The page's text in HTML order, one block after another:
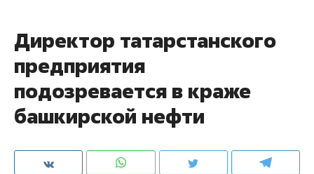
Директор татарстанского
предприятия
подозревается в краже
башкирской нефти